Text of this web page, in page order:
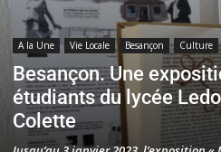
A la Une Vie Locale Besançon Culture
Besançon. Une
étudiants du lycée
Colette